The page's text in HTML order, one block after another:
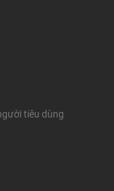
tiêu dùng